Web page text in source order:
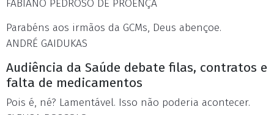
FABIANO PEDROSO DE PROENÇA
Parabéns aos irmãos da GCMs, Deus abençoe.
ANDRÉ GAIDUKAS
Audiência da Saúde debate filas, contratos e
falta de medicamentos
Pois é, né? Lamentável. Isso não poderia acontecer.